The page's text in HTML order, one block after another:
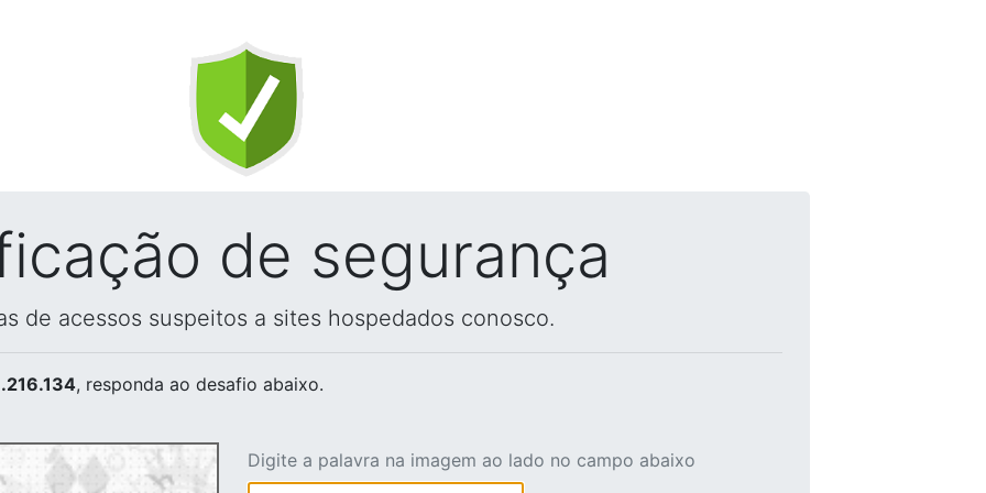
de segurança
de acessos suspeitos a sites hospedados conosco.
, responda ao desafio abaixo.
Digite a palavra na imagem ao lado no campo abaixo